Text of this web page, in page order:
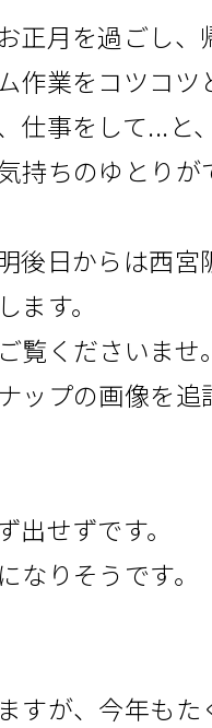
正月を過ごし、
作業をコツコツ
仕事をして...と
持ちのゆとりが
後日からは西宮
す。
覧くださいませ
ップの画像を追
せずです。
なりそうです。
すが、今年もた